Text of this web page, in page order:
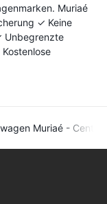
Muriaé
✓ Keine
Unbegrenzte
Muriaé - Central